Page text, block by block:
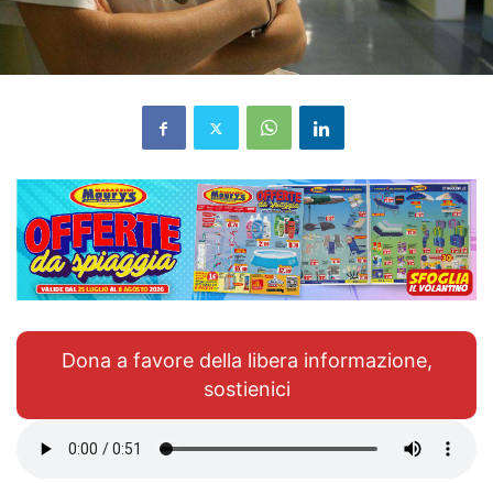
Dona a favore della libera informazione,
sostienici